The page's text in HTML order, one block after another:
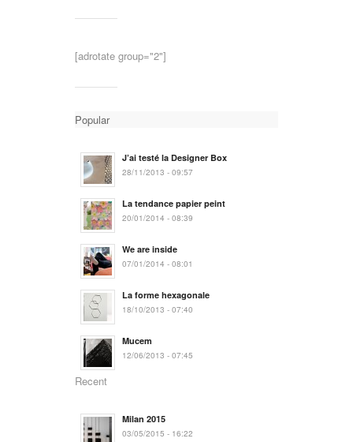
[adrotate group="2"]
Popular
J’ai testé la Designer Box
28/11/2013 - 09:57
La tendance papier peint
20/01/2014 - 08:39
We are inside
07/01/2014 - 08:01
La forme hexagonale
18/10/2013 - 07:40
Mucem
12/06/2013 - 07:45
Recent
Milan 2015
03/05/2015 - 16:22